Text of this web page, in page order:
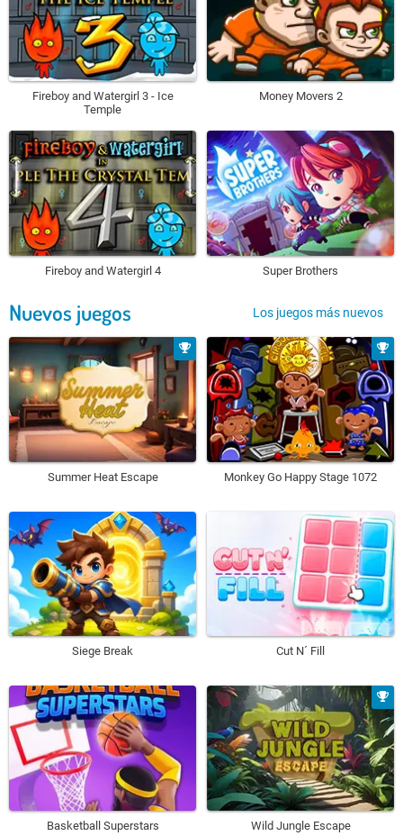
Fireboy and Watergirl 3 - Ice
Temple
Money Movers 2
Fireboy and Watergirl 4 Super Brothers
Nuevos juegos Los juegos más nuevos
Summer Heat Escape Monkey Go Happy Stage 1072
Siege Break Cut N´ Fill
Basketball Superstars Wild Jungle Escape